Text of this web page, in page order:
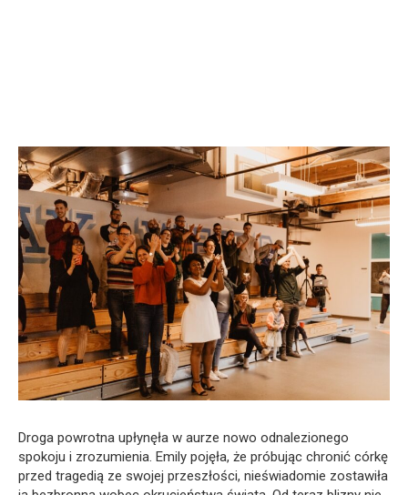
Droga powrotna upłynęła w aurze nowo odnalezionego
spokoju i zrozumienia. Emily pojęła, że próbując chronić córkę
przed tragedią ze swojej przeszłości, nieświadomie zostawiła